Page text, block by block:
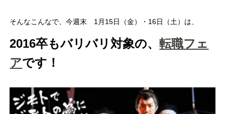
そんなこんなで、今週末 1月15日（金）・16日（土）は、
2016卒もバリバリ対象の、転職フェ
アです！